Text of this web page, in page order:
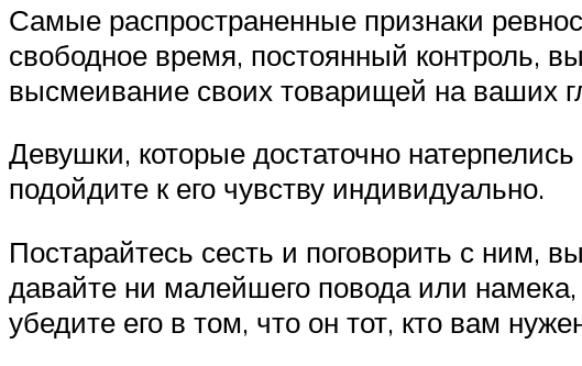
Самые распространенные признаки
свободное время, постоянный контроль,
высмеивание своих товарищей на ваших
Девушки, которые достаточно
подойдите к его чувству индивидуально.
Постарайтесь сесть и поговорить с ним,
давайте ни малейшего повода или
убедите его в том, что он тот, кто вам